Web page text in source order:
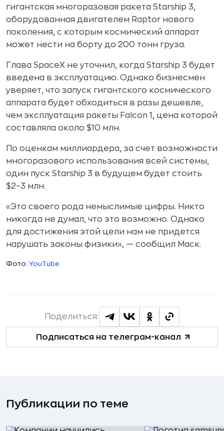
гигантская многоразовая ракета Starship 3,
оборудованная двигателем Raptor нового
поколения, с которым космический аппарат
может нести на борту до 200 тонн груза.
Глава SpaceX не уточнил, когда Starship 3 будет
введена в эксплуатацию. Однако бизнесмен
уверяет, что запуск гигантского космического
аппарата будет обходиться в разы дешевле,
чем эксплуатация ракеты Falcon 1, цена которой
составляла около $10 млн.
По оценкам миллиардера, за счет возможности
многоразового использования всей системы,
один пуск Starship 3 в будущем будет стоить
$2–3 млн.
«Это своего рода немыслимые цифры. Никто
никогда не думал, что это возможно. Однако
для достижения этой цели нам не придется
нарушать законы физики», — сообщил Маск.
Фото: YouTube
Подписаться на телеграм-канал
Поделиться:
Публикации по теме